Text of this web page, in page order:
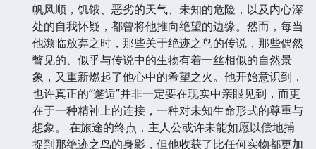
描绘了那些濒临消失的自然风光，那些承载着岁月痕迹
的古老村落，以及那些在现代社会洪流中，依旧努力维
系着与土地联系的人们。在与他们的交流中，主人公逐
渐理解到，生命的价值并不仅仅在于其可见的存在，更
在于其所代表的生态平衡，所承载的文化传承，以及它
们在生命长河中留下的不可磨灭的印记。 旅程并非一
帆风顺，饥饿、恶劣的天气、未知的危险，以及内心深
处的自我怀疑，都曾将他推向绝望的边缘。然而，每当